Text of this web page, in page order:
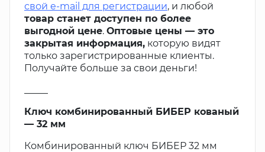
свой e-mail для регистрации, и любой
товар станет доступен по более
выгодной цене. Оптовые цены — это
закрытая информация, которую видят
только зарегистрированные клиенты.
Получайте больше за свои деньги!
Ключ комбинированный БИБЕР кованый
— 32 мм
Комбинированный ключ БИБЕР 32 мм